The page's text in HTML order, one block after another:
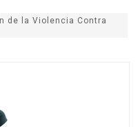
de la Violencia Contra